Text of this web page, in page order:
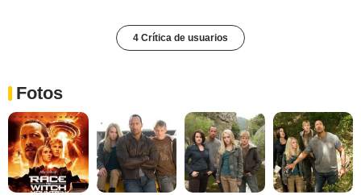
4 Crítica de usuarios
Fotos